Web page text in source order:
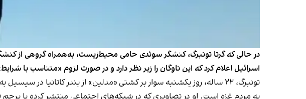
در حالی که گرتا تونبرگ، کنشگر سوئدی حامی محیط‌زیست، به‌همراه گروهی از
اسرائیل اعلام کرد که این ناوگان را زیر نظر دارد و در صورت لزوم «متناسب با
تونبرگ، ۲۲ ساله، روز یکشنبه سوار بر کشتی «مدلین» از بندر کاتانیا